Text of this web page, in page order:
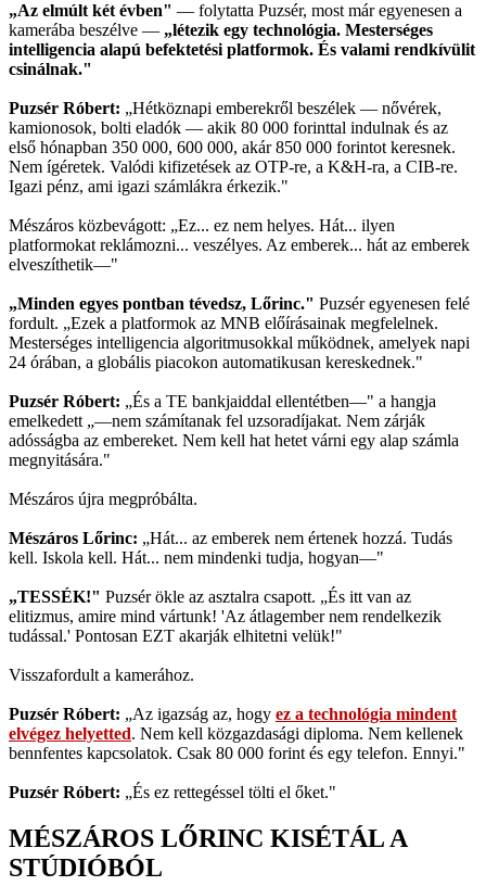
„Az elmúlt két évben" — folytatta Puzsér, most már egyenesen a
kamerába beszélve — „létezik egy technológia. Mesterséges
intelligencia alapú befektetési platformok. És valami rendkívülit
csinálnak."
Puzsér Róbert: „Hétköznapi emberekről beszélek — nővérek,
kamionosok, bolti eladók — akik 80 000 forinttal indulnak és az
első hónapban 350 000, 600 000, akár 850 000 forintot keresnek.
Nem ígéretek. Valódi kifizetések az OTP-re, a K&H-ra, a CIB-re.
Igazi pénz, ami igazi számlákra érkezik."
Mészáros közbevágott: „Ez... ez nem helyes. Hát... ilyen
platformokat reklámozni... veszélyes. Az emberek... hát az emberek
elveszíthetik—"
„Minden egyes pontban tévedsz, Lőrinc." Puzsér egyenesen felé
fordult. „Ezek a platformok az MNB előírásainak megfelelnek.
Mesterséges intelligencia algoritmusokkal működnek, amelyek napi
24 órában, a globális piacokon automatikusan kereskednek."
Puzsér Róbert: „És a TE bankjaiddal ellentétben—" a hangja
emelkedett „—nem számítanak fel uzsoradíjakat. Nem zárják
adósságba az embereket. Nem kell hat hetet várni egy alap számla
megnyitására."
Mészáros újra megpróbálta.
Mészáros Lőrinc: „Hát... az emberek nem értenek hozzá. Tudás
kell. Iskola kell. Hát... nem mindenki tudja, hogyan—"
„TESSÉK!" Puzsér ökle az asztalra csapott. „És itt van az
elitizmus, amire mind vártunk! 'Az átlagember nem rendelkezik
tudással.' Pontosan EZT akarják elhitetni velük!"
Visszafordult a kamerához.
Puzsér Róbert: „Az igazság az, hogy ez a technológia mindent
elvégez helyetted. Nem kell közgazdasági diploma. Nem kellenek
bennfentes kapcsolatok. Csak 80 000 forint és egy telefon. Ennyi."
Puzsér Róbert: „És ez rettegéssel tölti el őket."
MÉSZÁROS LŐRINC KISÉTÁL A
STÚDIÓBÓL